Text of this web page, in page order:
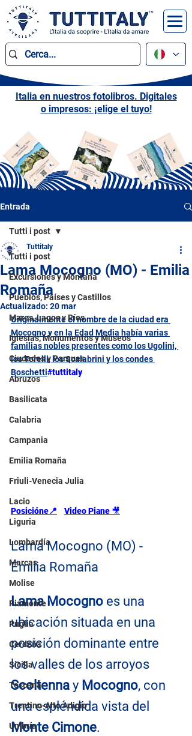
Italia en nuestros fotolibros. Digitales
o impresos: ¡elige el tuyo!
Entrada
Tutti i post
Excursiones y Montaña
Pueblos, Países y Castillos
Mares, Lagos y Ríos
Iglesias, Monumentos y Museos
Ciudades y Parques
Abruzos
Basilicata
Calabria
Campania
Emilia Romaña
Friuli-Venecia Julia
Lacio
Liguria
Lombardía
Marcas
Molise
Piamonte
Puglia
Cerdeña
Sicilia
Toscana
Trentino-Alto Adigio
Umbría
Tutti i post
Lama Mocogno (MO) - Emilia
Romaña
Tuttitaly
Actualizado: 20 mar
Originalmente el nombre de la ciudad era
Mocogno y en la Edad Media había varias
familias nobles presentes como los Ugolini,
los Torelli, los Scalabrini y los condes
Boschetti#tuttitaly
Posicióne📍 Video Piane 🎥
Lama Mocogno (MO) -
Emilia Romaña
Lama Mocogno es una
ubicación situada en una
posición dominante entre
los valles de los arroyos
Scoltenna y Mocogno, con
una espléndida vista del
Monte Cimone.